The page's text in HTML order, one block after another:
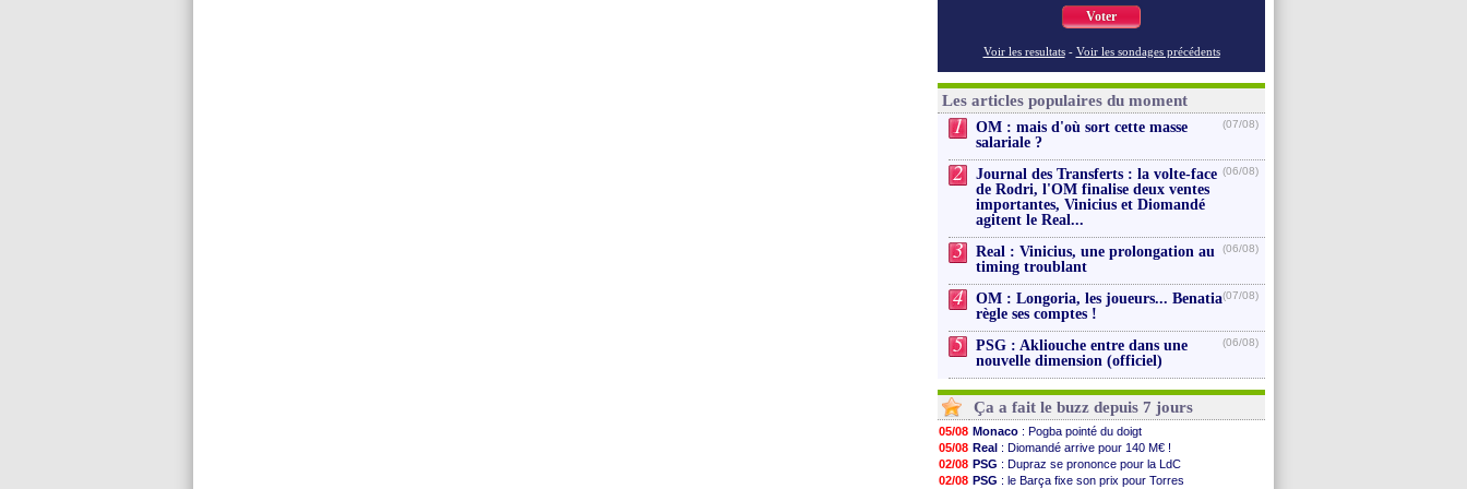
Voter
Voir les resultats - Voir les sondages précédents
Les articles populaires du moment
1
OM : mais d'où sort cette masse
salariale ?
(07/08)
2
Journal des Transferts : la volte-face
de Rodri, l'OM finalise deux ventes
importantes, Vinicius et Diomandé
agitent le Real...
(06/08)
3
Real : Vinicius, une prolongation au
timing troublant
(06/08)
4
OM : Longoria, les joueurs... Benatia
règle ses comptes !
(07/08)
5
PSG : Akliouche entre dans une
nouvelle dimension (officiel)
(06/08)
Ça a fait le buzz depuis 7 jours
05/08 Monaco : Pogba pointé du doigt
05/08 Real : Diomandé arrive pour 140 M€ !
02/08 PSG : Dupraz se prononce pour la LdC
02/08 PSG : le Barça fixe son prix pour Torres